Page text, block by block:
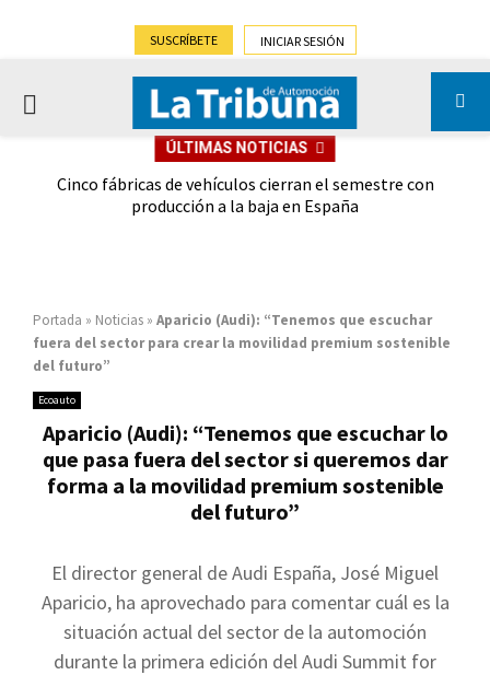
SUSCRÍBETE INICIAR SESIÓN
PRIMARY
ÚLTIMAS NOTICIAS
Cinco fábricas de vehículos cierran el semestre con
producción a la baja en España
Portada » Noticias » Aparicio (Audi): “Tenemos que escuchar
fuera del sector para crear la movilidad premium sostenible
del futuro”
Ecoauto
Aparicio (Audi): “Tenemos que escuchar lo
que pasa fuera del sector si queremos dar
forma a la movilidad premium sostenible
del futuro”
El director general de Audi España, José Miguel
Aparicio, ha aprovechado para comentar cuál es la
situación actual del sector de la automoción
durante la primera edición del Audi Summit for